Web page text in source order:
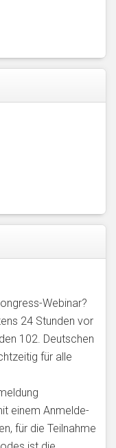
Webinar?
24 Stunden vor
102. Deutschen
für alle
einem Anmelde-
für die Teilnahme